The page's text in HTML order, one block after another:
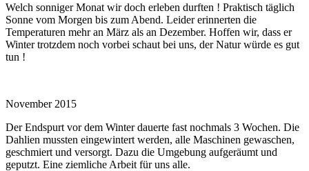
Welch sonniger Monat wir doch erleben durften ! Praktisch täglich
Sonne vom Morgen bis zum Abend. Leider erinnerten die
Temperaturen mehr an März als an Dezember. Hoffen wir, dass er
Winter trotzdem noch vorbei schaut bei uns, der Natur würde es gut
tun !
November 2015
Der Endspurt vor dem Winter dauerte fast nochmals 3 Wochen. Die
Dahlien mussten eingewintert werden, alle Maschinen gewaschen,
geschmiert und versorgt. Dazu die Umgebung aufgeräumt und
geputzt. Eine ziemliche Arbeit für uns alle.